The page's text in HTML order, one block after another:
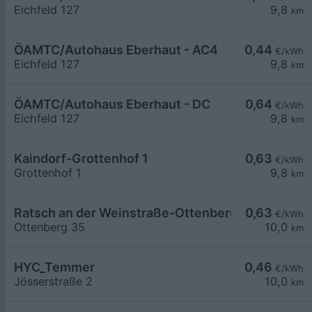
9,8 km
Eichfeld 127
0,44 €/kWh
9,8 km
ÖAMTC/Autohaus Eberhaut - AC4
Eichfeld 127
0,64 €/kWh
9,8 km
ÖAMTC/Autohaus Eberhaut - DC
Eichfeld 127
0,63 €/kWh
9,8 km
Kaindorf-Grottenhof 1
Grottenhof 1
0,63 €/kWh
10,0 km
Ratsch an der Weinstraße-Ottenberg 35
Ottenberg 35
0,46 €/kWh
10,0 km
HYC_Temmer
Jösserstraße 2